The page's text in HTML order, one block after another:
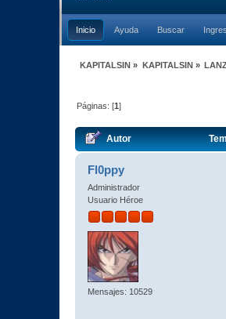
Inicio Ayuda Buscar
KAPITALSIN » KAPITALSIN»
Páginas: [1]
Autor
Fl0ppy
Administrador
Usuario Héroe
Mensajes: 10529